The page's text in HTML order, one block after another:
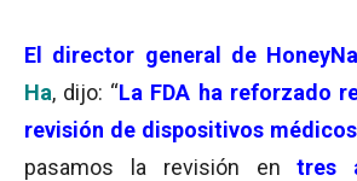
El director general de
Ha, dijo: “La FDA ha reforzado
revisión de dispositivos médicos
pasamos la revisión entres